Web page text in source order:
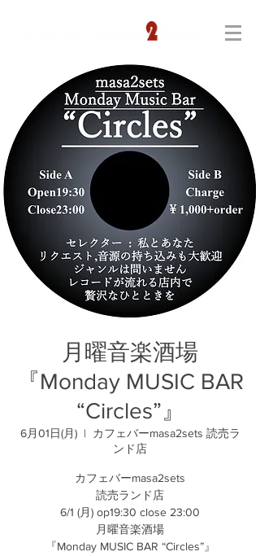
月曜音楽酒場
『Monday MUSIC BAR
“Circles”』
6月01日(月)
  |
カフェバーmasa2sets 読売ラ
ンド店
カフェバーmasa2sets
読売ランド店
6/1 (月) op19:30 close 23:00
月曜音楽酒場
『Monday MUSIC BAR “Circles”』